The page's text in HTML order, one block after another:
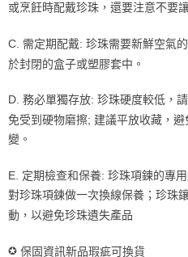
或烹飪時配戴珍珠，還要注意不要
C. 需定期配戴: 珍珠需要新鮮空氣
於封閉的盒子或塑膠套中。
D. 務必單獨存放: 珍珠硬度較低，
免受到硬物磨擦; 建議平放收藏，
變。
E. 定期檢查和保養: 珍珠項鍊的專
對珍珠項鍊做一次換線保養；珍珠
動，以避免珍珠遺失產品
✪ 保固資訊新品瑕疵可換貨